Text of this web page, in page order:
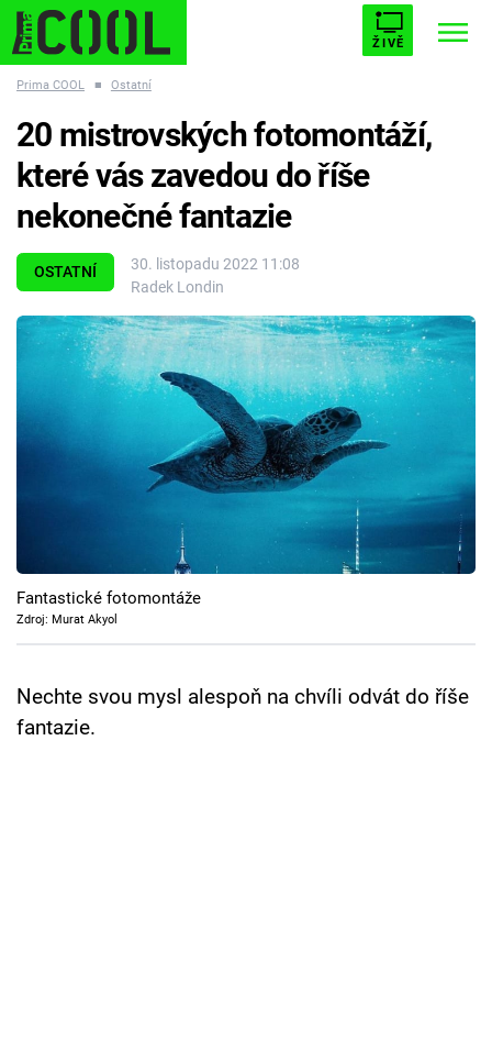
ŽIVĚ
ESCAPE PLNEJ KOTEL AVENGERS 5
Témata
Filmy
Seriály
Pořady
TV Program
Prima COOL ■ Ostatní
OSTATNÍ
30. listopadu 2022 11:08
Radek Londin
20 mistrovských fotomontáží,
které vás zavedou do říše
nekonečné fantazie
Fantastické fotomontáže
Zdroj: Murat Akyol
Nechte svou mysl alespoň na chvíli odvát do říše
fantazie.